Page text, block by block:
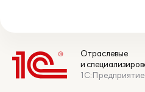
Отраслевые
и
1С:Предприятие